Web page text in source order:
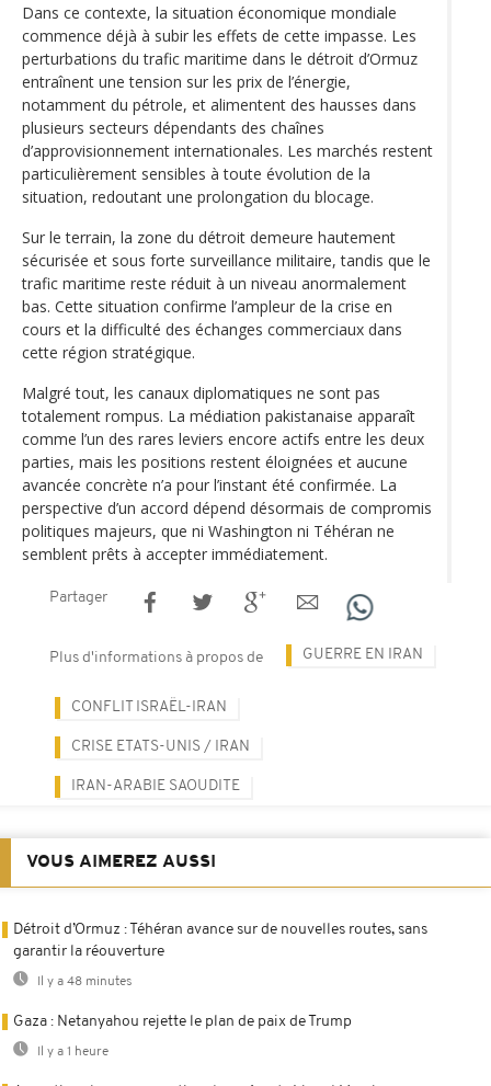
Dans ce contexte, la situation économique mondiale
commence déjà à subir les effets de cette impasse. Les
perturbations du trafic maritime dans le détroit d’Ormuz
entraînent une tension sur les prix de l’énergie,
notamment du pétrole, et alimentent des hausses dans
plusieurs secteurs dépendants des chaînes
d’approvisionnement internationales. Les marchés restent
particulièrement sensibles à toute évolution de la
situation, redoutant une prolongation du blocage.
Sur le terrain, la zone du détroit demeure hautement
sécurisée et sous forte surveillance militaire, tandis que le
trafic maritime reste réduit à un niveau anormalement
bas. Cette situation confirme l’ampleur de la crise en
cours et la difficulté des échanges commerciaux dans
cette région stratégique.
Malgré tout, les canaux diplomatiques ne sont pas
totalement rompus. La médiation pakistanaise apparaît
comme l’un des rares leviers encore actifs entre les deux
parties, mais les positions restent éloignées et aucune
avancée concrète n’a pour l’instant été confirmée. La
perspective d’un accord dépend désormais de compromis
politiques majeurs, que ni Washington ni Téhéran ne
semblent prêts à accepter immédiatement.
Partager
Plus d'informations à propos de GUERRE EN IRAN
CONFLIT ISRAËL-IRAN
CRISE ETATS-UNIS / IRAN
IRAN-ARABIE SAOUDITE
VOUS AIMEREZ AUSSI
Détroit d’Ormuz : Téhéran avance sur de nouvelles routes, sans
garantir la réouverture
Il y a 48 minutes
Gaza : Netanyahou rejette le plan de paix de Trump
Il y a 1 heure